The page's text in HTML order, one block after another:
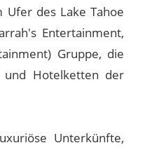
Ufer des Lake Tahoe
Entertainment,
Gruppe, die
und Hotelketten der
Unterkünfte,